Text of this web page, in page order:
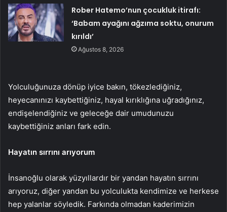
Rober Hatemo’nun çocukluk itirafı:
‘Babam ayağını ağzıma soktu, onurum
kırıldı’
Ağustos 8, 2026
Yolculuğunuza dönüp iyice bakın, tökezlediğiniz,
heyecanınızı kaybettiğiniz, hayal kırıklığına uğradığınız,
endişelendiğiniz ve geleceğe dair umudunuzu
kaybettiğiniz anları fark edin.
Hayatın sırrını arıyorum
İnsanoğlu olarak yüzyıllardır bir yandan hayatın sırrını
arıyoruz, diğer yandan bu yolculukta kendimize ve herkese
hep yalanlar söyledik. Farkında olmadan kaderimizin